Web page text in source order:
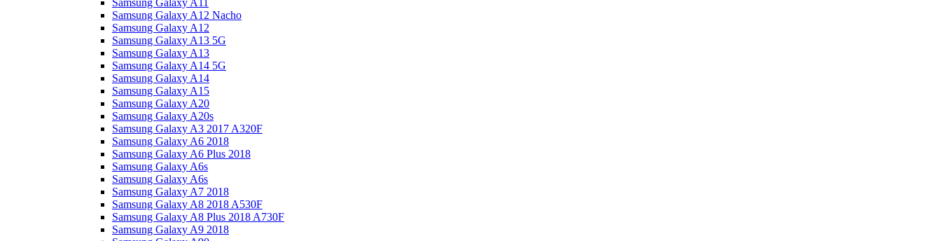
Samsung Galaxy A11
Samsung Galaxy A12 Nacho
Samsung Galaxy A12
Samsung Galaxy A13 5G
Samsung Galaxy A13
Samsung Galaxy A14 5G
Samsung Galaxy A14
Samsung Galaxy A15
Samsung Galaxy A20
Samsung Galaxy A20s
Samsung Galaxy A3 2017 A320F
Samsung Galaxy A6 2018
Samsung Galaxy A6 Plus 2018
Samsung Galaxy A6s
Samsung Galaxy A6s
Samsung Galaxy A7 2018
Samsung Galaxy A8 2018 A530F
Samsung Galaxy A8 Plus 2018 A730F
Samsung Galaxy A9 2018